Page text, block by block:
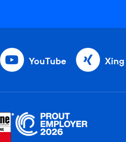
YouTube Xing